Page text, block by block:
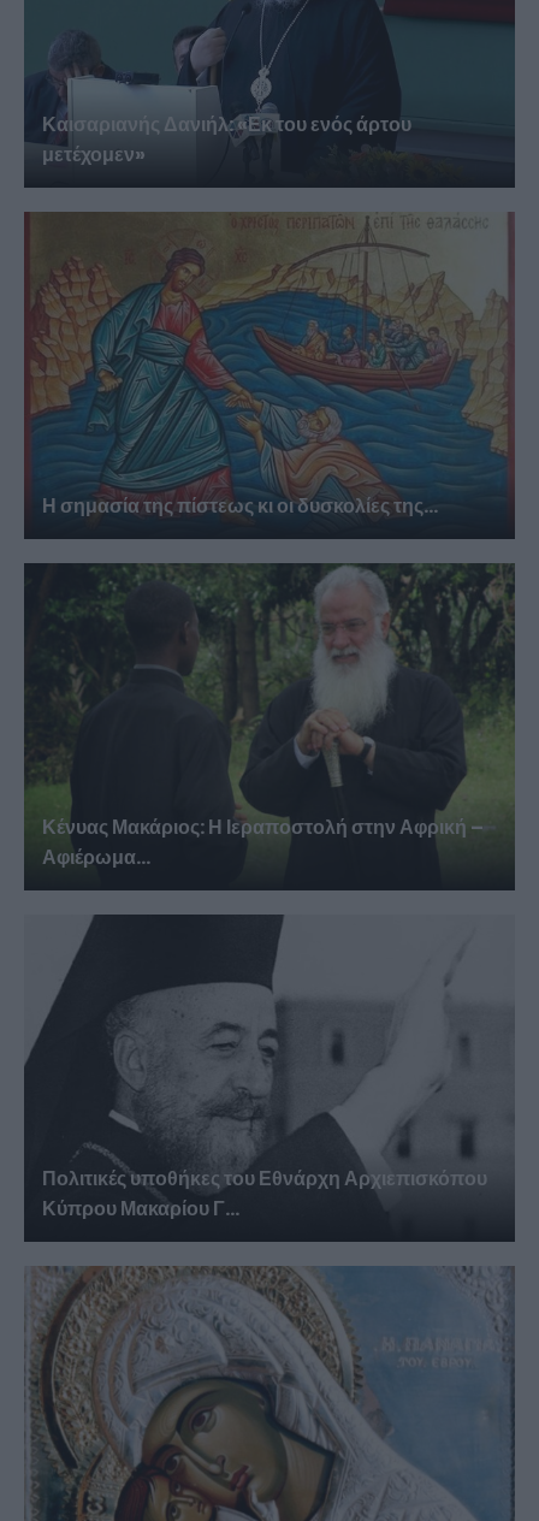
Καισαριανής Δανιήλ: «Εκ του ενός άρτου
μετέχομεν»
Η σημασία της πίστεως κι οι δυσκολίες της...
Κένυας Μακάριος: Η Ιεραποστολή στην Αφρική –
Αφιέρωμα...
Πολιτικές υποθήκες του Εθνάρχη Αρχιεπισκόπου
Κύπρου Μακαρίου Γ...